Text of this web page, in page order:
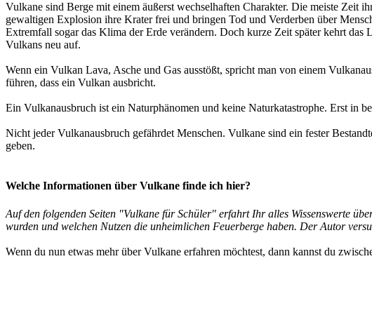
Vulkane sind Berge mit einem äußerst wechselhaften Charakter. Die meiste Zeit
gewaltigen Explosion ihre Krater frei und bringen Tod und Verderben über
Extremfall sogar das Klima der Erde verändern. Doch kurze Zeit später kehrt das
Vulkans neu auf.
Wenn ein Vulkan Lava, Asche und Gas ausstößt, spricht man von einem
führen, dass ein Vulkan ausbricht.
Ein Vulkanausbruch ist ein Naturphänomen und keine Naturkatastrophe. Erst in
Nicht jeder Vulkanausbruch gefährdet Menschen. Vulkane sind ein fester
geben.
Welche Informationen über Vulkane finde ich hier?
Auf den folgenden Seiten "Vulkane für Schüler" erfahrt Ihr alles Wissenswerte
wurden und welchen Nutzen die unheimlichen Feuerberge haben. Der Autor
Wenn du nun etwas mehr über Vulkane erfahren möchtest, dann kannst du